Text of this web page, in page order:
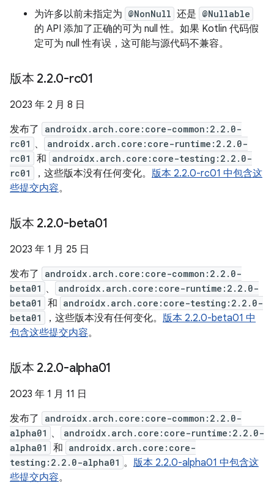
为许多以前未指定为 @NonNull 还是 @Nullable
的 API 添加了正确的可为 null 性。如果 Kotlin 代码假
定可为 null 性有误，这可能与源代码不兼容。
版本 2.2.0-rc01
2023 年 2 月 8 日
发布了
androidx.arch.core:core-common:2.2.0-
rc01 、
androidx.arch.core:core-runtime:2.2.0-
rc01
和 androidx.arch.core:core-testing:2.2.0-
rc01
，这些版本没有任何变化。 版本 2.2.0-rc01 中包含这
些提交内容。
版本 2.2.0-beta01
2023 年 1 月 25 日
发布了
androidx.arch.core:core-common:2.2.0-
beta01 、
androidx.arch.core:core-runtime:2.2.0-
beta01
和 androidx.arch.core:core-testing:2.2.0-
beta01
，这些版本没有任何变化。 版本 2.2.0-beta01 中
包含这些提交内容。
版本 2.2.0-alpha01
2023 年 1 月 11 日
发布了
androidx.arch.core:core-common:2.2.0-
alpha01 、
androidx.arch.core:core-runtime:2.2.0-
alpha01
和 androidx.arch.core:core-
testing:2.2.0-alpha01 。 版本 2.2.0-alpha01 中包含这
些提交内容。